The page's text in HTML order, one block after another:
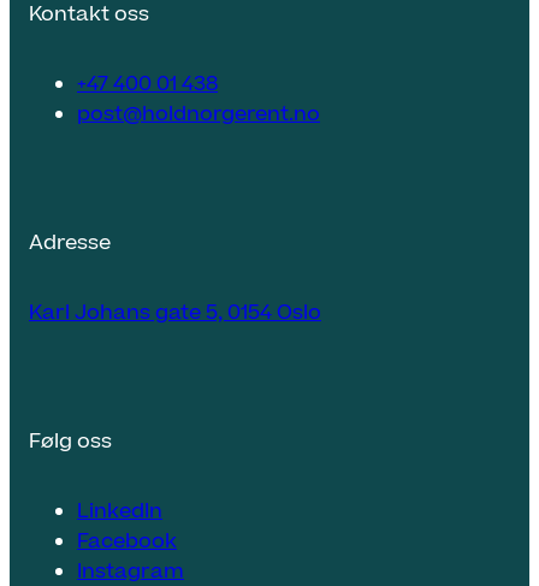
Kontakt oss
+47 400 01 438
post@holdnorgerent.no
Adresse
Karl Johans gate 5, 0154 Oslo
Følg oss
LinkedIn
Facebook
Instagram